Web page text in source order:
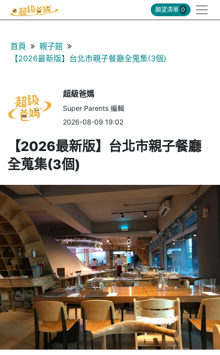
願望清單 0
首頁
親子館
【2026最新版】台北市親子餐廳全蒐集(3個)
超級爸媽
Super Parents 編輯
2026-08-09 19:02
【2026最新版】台北市親子餐廳
全蒐集(3個)